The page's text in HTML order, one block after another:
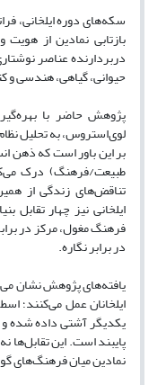
سکه‌های دوره ایلخانی،
بازتابی نمادین از
دربردارنده عناصر
حیوانی، گیاهی، هندسی و
پژوهش حاضر با
لوی‌استروس، به تحلیل
بر این باور است که ذهن
طبیعت/فرهنگ) درک
تناقض‌های زندگی از
ایلخانی نیز چهار تقابل
فرهنگ مغول، مرکز در
در برابر نگاره.
یافته‌های پژوهش نشان
ایلخانان عمل می‌کنند؛
یکدیگر آشتی داده شده و
پایبند است. این تقابل‌ها
نمادین میان فرهنگ‌های